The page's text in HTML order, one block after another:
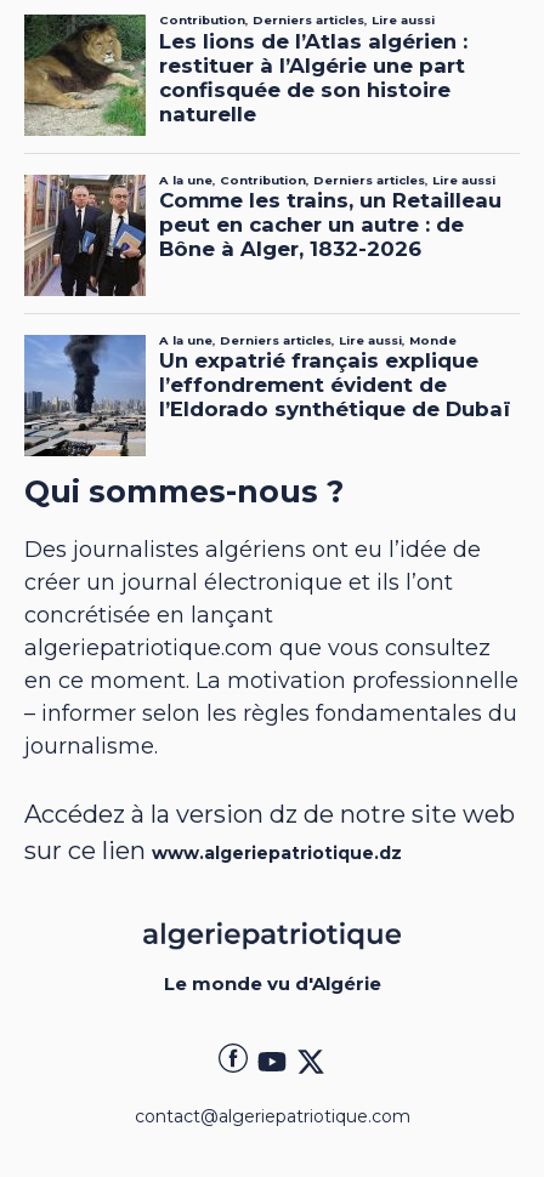
Qui sommes-nous ?
Des journalistes algériens ont eu l’idée de
créer un journal électronique et ils l’ont
concrétisée en lançant
algeriepatriotique.com que vous consultez
en ce moment. La motivation professionnelle
– informer selon les règles fondamentales du
journalisme.
Accédez à la version dz de notre site web
sur ce lien www.algeriepatriotique.dz
Le monde vu d'Algérie
contact@algeriepatriotique.com